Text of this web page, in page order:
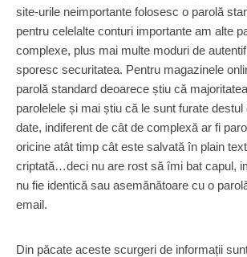
site-urile neimportante folosesc o parolă
pentru celelalte conturi importante am alte
complexe, plus mai multe moduri de
sporesc securitatea. Pentru magazinele
parolă standard deoarece știu că
parolelele și mai știu că le sunt furate
date, indiferent de cât de complexă ar fi
oricine atât timp cât este salvată în plain
criptată…deci nu are rost să îmi bat capul,
nu fie identică sau asemănătoare cu o
email.
Din păcate aceste scurgeri de informații